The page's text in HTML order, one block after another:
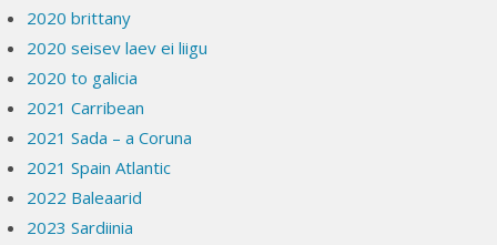
2020 brittany
2020 seisev laev ei liigu
2020 to galicia
2021 Carribean
2021 Sada – a Coruna
2021 Spain Atlantic
2022 Baleaarid
2023 Sardiinia